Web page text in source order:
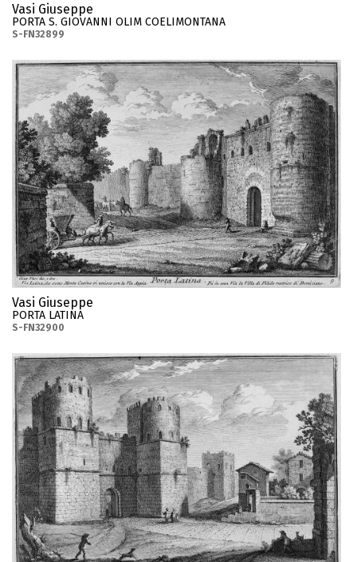
Vasi Giuseppe
PORTA S. GIOVANNI OLIM COELIMONTANA
S-FN32899
Vasi Giuseppe
PORTA LATINA
S-FN32900